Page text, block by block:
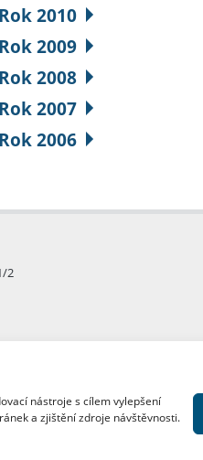
nástroje s cílem vylepšení
a zjištění zdroje návštěvnosti.
Rok 2010
Rok 2009
Rok 2008
Rok 2007
Rok 2006
2